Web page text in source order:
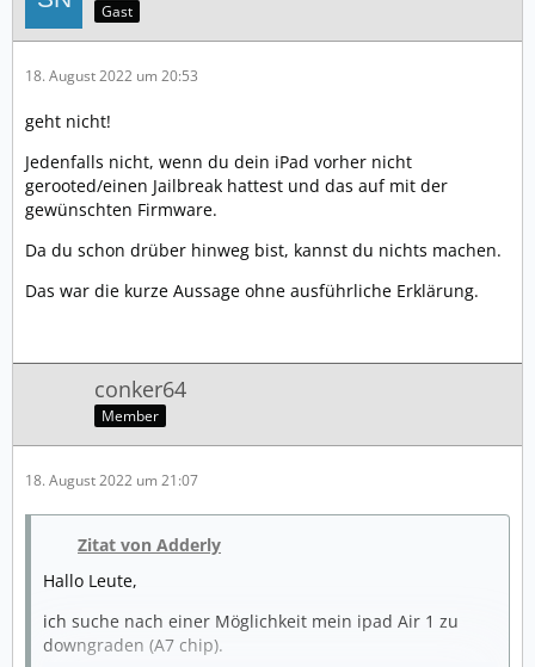
Gast
18. August 2022 um 20:53
geht nicht!
Jedenfalls nicht, wenn du dein iPad vorher nicht
gerooted/einen Jailbreak hattest und das auf mit der
gewünschten Firmware.
Da du schon drüber hinweg bist, kannst du nichts machen.
Das war die kurze Aussage ohne ausführliche Erklärung.
conker64
Member
18. August 2022 um 21:07
Zitat von Adderly
Hallo Leute,
ich suche nach einer Möglichkeit mein ipad Air 1 zu
downgraden (A7 chip).